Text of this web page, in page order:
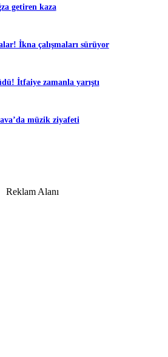
getiren kaza
İkna çalışmaları sürüyor
İtfaiye zamanla yarıştı
müzik ziyafeti
Reklam Alanı